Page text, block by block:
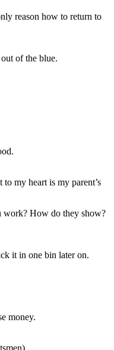
reason how to return to
of the blue.
my heart is my parent’s
work? How do they show?
it in one bin later on.
money.